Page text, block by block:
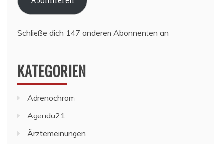
Schließe dich 147 anderen Abonnenten an
KATEGORIEN
Adrenochrom
Agenda21
Ärztemeinungen